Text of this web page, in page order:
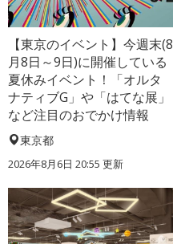
【東京のイベント】今週末(8
月8日～9日)に開催している
夏休みイベント！「オルタ
ナティブG」や「はてな展」
など注目のおでかけ情報
東京都
2026年8月6日 20:55 更新